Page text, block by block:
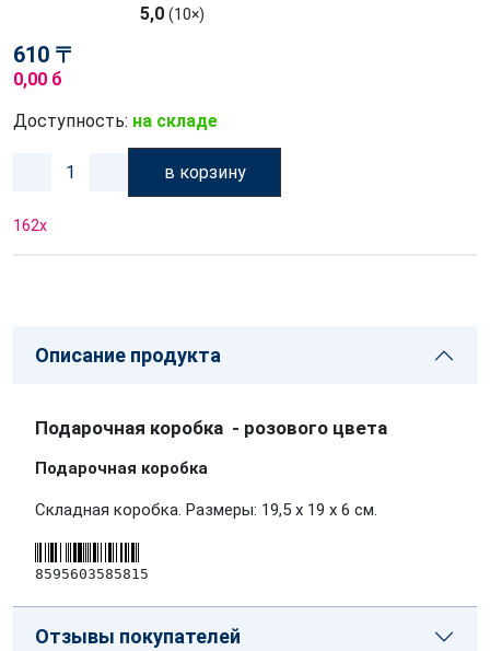
5,0 (10×)
610 〒
0,00 б
Доступность: на складе
в корзину
162x
Описание продукта
Подарочная коробка - розового цвета
Подарочная коробка
Складная коробка. Размеры: 19,5 x 19 x 6 см.
8595603585815
Отзывы покупателей